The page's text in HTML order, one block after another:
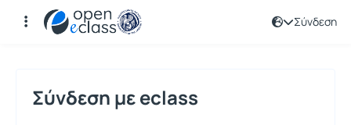
Σύνδεση
Σύνδεση
Σύνδεση με eclass